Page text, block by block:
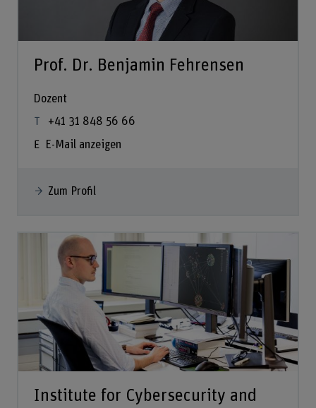
Prof. Dr. Benjamin Fehrensen
Dozent
+41 31 848 56 66
E-Mail anzeigen
Zum Profil
Institute for Cybersecurity and